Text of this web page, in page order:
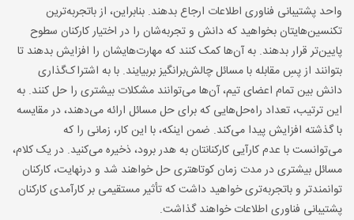
واحد پشتیبانی فناوری اطلاعات ارجاع بدهند. بنابراین، از باتجربه‌ترین
تکنسین‌هایتان بخواهید که دانش و تجربه‌شان را در اختیار کارکنان سطوح
پایین‌تر قرار بدهند. به آ‌ن‌ها کمک کنند که مهارت‌هایشان را افزایش بدهند تا
بتوانند از پسِ مقابله با مسائل چالش‌برانگیز بربیایند. با به اشتراک‌گذاری
دانش بین تمام اعضای تیم، آن‌ها می‌توانند مشکلات بیشتری را حل کنند. به
این ترتیب، تعداد راه‌حل‌هایی که برای حل مسائل ارائه می‌دهند، در مقایسه
با گذشته افزایش پیدا می‌کند. ضمن اینکه، با این کار، زمانی را که
می‌توانست با عدم کارآیی کارکنانتان به هدر برود، ذخیره می‌کنید. در یک کلام،
مسائل بیشتری در مدت زمان کوتاهتری حل خواهند شد و درنهایت، کارکنان
توانمندتر و باتجربه‌تری خواهید داشت که تأثیر مستقیمی بر کارآمدی کارکنان
پشتیبانی فناوری اطلاعات خواهند گذاشت.